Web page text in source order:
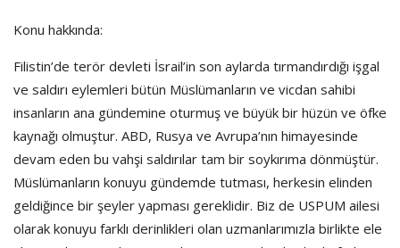
Konu hakkında:
Filistin’de terör devleti İsrail’in son aylarda tırmandırdığı işgal
ve saldırı eylemleri bütün Müslümanların ve vicdan sahibi
insanların ana gündemine oturmuş ve büyük bir hüzün ve öfke
kaynağı olmuştur. ABD, Rusya ve Avrupa’nın himayesinde
devam eden bu vahşi saldırılar tam bir soykırıma dönmüştür.
Müslümanların konuyu gündemde tutması, herkesin elinden
geldiğince bir şeyler yapması gereklidir. Biz de USPUM ailesi
olarak konuyu farklı derinlikleri olan uzmanlarımızla birlikte ele